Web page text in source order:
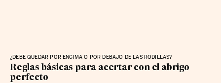
¿DEBE QUEDAR POR ENCIMA O POR DEBAJO DE LAS RODILLAS?
Reglas básicas para acertar con el abrigo
perfecto